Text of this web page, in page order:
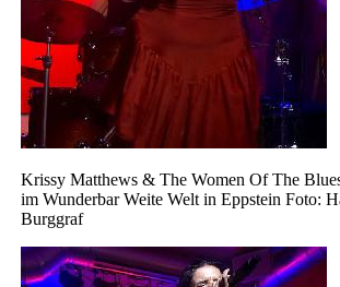
Krissy Matthews & The Women Of The
im Wunderbar Weite Welt in Eppstein Foto:
Burggraf